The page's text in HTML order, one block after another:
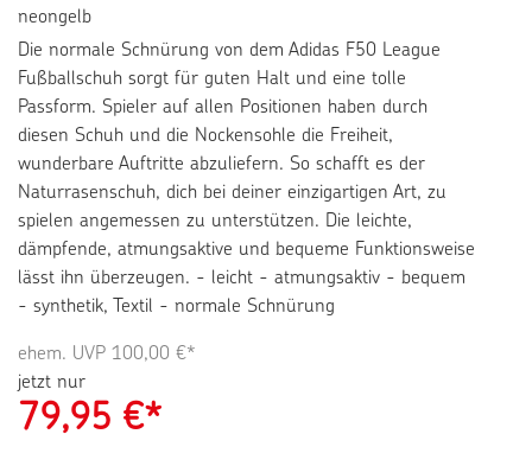
neongelb
Die normale Schnürung von dem Adidas F50 League
Fußballschuh sorgt für guten Halt und eine tolle
Passform. Spieler auf allen Positionen haben durch
diesen Schuh und die Nockensohle die Freiheit,
wunderbare Auftritte abzuliefern. So schafft es der
Naturrasenschuh, dich bei deiner einzigartigen Art, zu
spielen angemessen zu unterstützen. Die leichte,
dämpfende, atmungsaktive und bequeme Funktionsweise
lässt ihn überzeugen. - leicht - atmungsaktiv - bequem
- synthetik, Textil - normale Schnürung
ehem. UVP 100,00 €*
jetzt nur
79,95 €*